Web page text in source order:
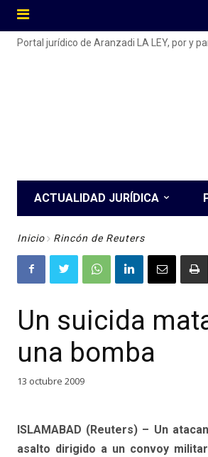
Portal jurídico de Aranzadi LA LEY, por y
ACTUALIDAD JURÍDICA
Inicio Rincón de Reuters
Un suicida
una bomba
13 octubre 2009
ISLAMABAD (Reuters) – Un
asalto dirigido a un convoy